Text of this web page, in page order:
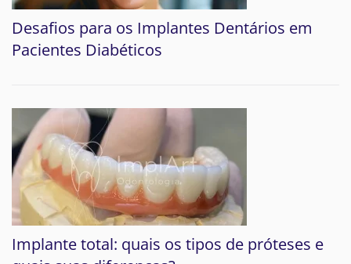
Desafios para os Implantes Dentários em
Pacientes Diabéticos
Implante total: quais os tipos de próteses e